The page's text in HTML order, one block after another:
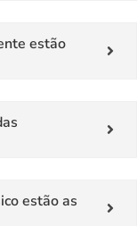
estão
estão as